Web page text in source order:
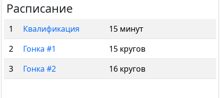
Расписание
1 Квалификация
15 минут
2
Гонка #1
15 кругов
3
Гонка #2 16 кругов